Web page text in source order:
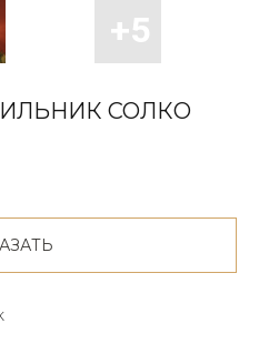
СОЛКО